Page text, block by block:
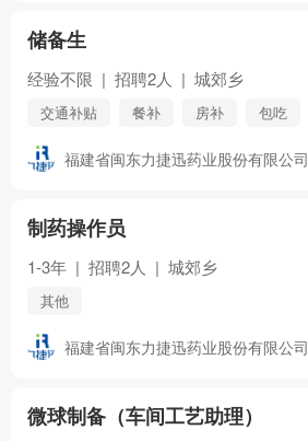
储备生
经验不限 | 招聘2人 | 城郊乡
交通补贴 餐补 房补
包吃
包住
年终奖
住房公积金
节日福利
福建省闽东力捷迅药业股份有限公司
制药操作员
1-3年 | 招聘2人 | 城郊乡
其他
福建省闽东力捷迅药业股份有限公司
微球制备（车间工艺助理）